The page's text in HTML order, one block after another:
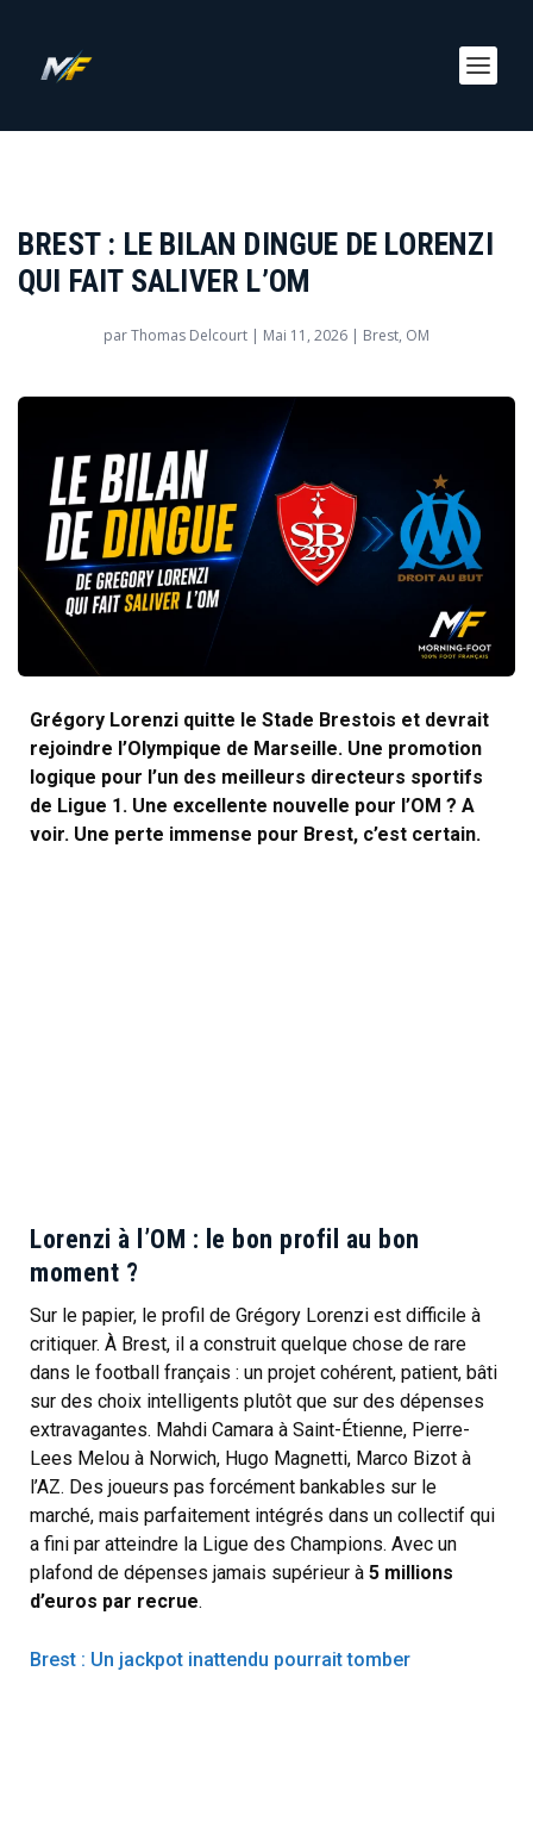
BREST : LE BILAN DINGUE DE LORENZI
QUI FAIT SALIVER L’OM
parThomas Delcourt | Mai 11, 2026 | Brest, OM
Grégory Lorenzi quitte le Stade Brestois et devrait
rejoindre l’Olympique de Marseille. Une promotion
logique pour l’un des meilleurs directeurs sportifs
de Ligue 1. Une excellente nouvelle pour l’OM ? A
voir. Une perte immense pour Brest, c’est certain.
Lorenzi à l’OM : le bon profil au bon
moment ?
Sur le papier, le profil de Grégory Lorenzi est difficile à
critiquer. À Brest, il a construit quelque chose de rare
dans le football français : un projet cohérent, patient, bâti
sur des choix intelligents plutôt que sur des dépenses
extravagantes. Mahdi Camara à Saint-Étienne, Pierre-
Lees Melou à Norwich, Hugo Magnetti, Marco Bizot à
l’AZ. Des joueurs pas forcément bankables sur le
marché, mais parfaitement intégrés dans un collectif qui
a fini par atteindre la Ligue des Champions. Avec un
plafond de dépenses jamais supérieur à 5 millions
d’euros par recrue.
Brest : Un jackpot inattendu pourrait tomber